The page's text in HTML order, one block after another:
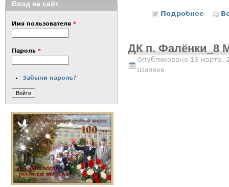
Подробнее о
ДК п. Фалёнки_8
Опубликовано 13 марта,
Шиляев
Вход на сайт
Имя пользователя *
Пароль *
Забыли пароль?